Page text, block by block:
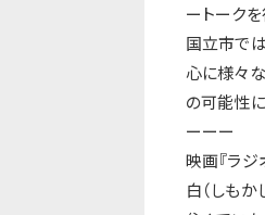
ートークを
国⽴市で
⼼に様々
の可能性
ーーー
映画『ラ
⽩（しも